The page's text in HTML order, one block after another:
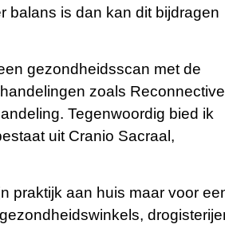
balans is dan kan dit bijdragen
gezondheidsscan met de
zoals Reconnective
Tegenwoordig bied ik
uit Cranio Sacraal,
praktijk aan huis maar voor